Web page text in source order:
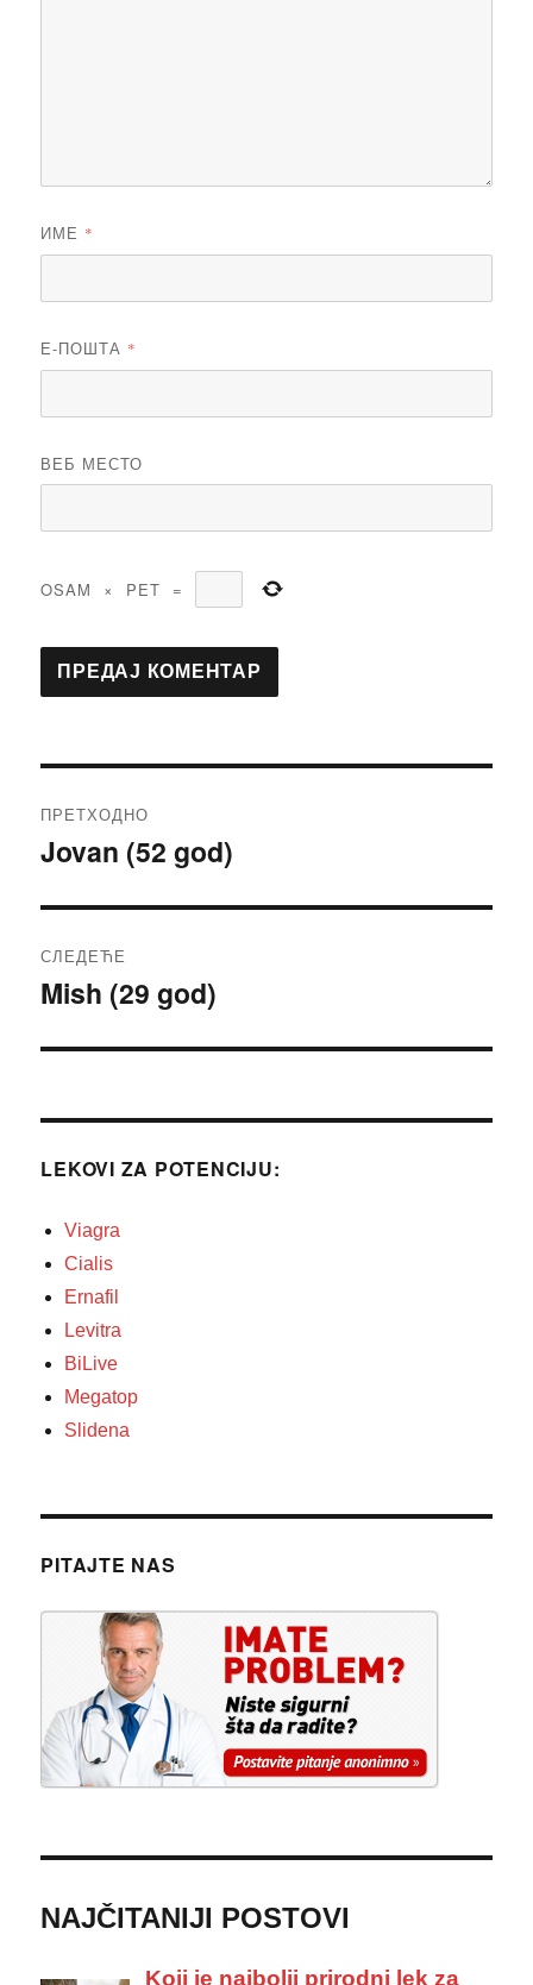
ИМЕ *
Е-ПОШТА *
ВЕБ МЕСТО
OSAM × PET =
чланка
ПРЕТХОДНО
Претходни
Jovan (52 god)
СЛЕДЕЋЕ
Следећи
Mish (29 god)
LEKOVI ZA POTENCIJU:
Viagra
Cialis
Ernafil
Levitra
BiLive
Megatop
Slidena
PITAJTE NAS
NAJČITANIJI POSTOVI